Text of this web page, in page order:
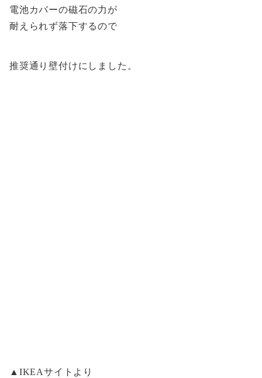
電池カバーの磁石の力が
耐えられず落下するので
推奨通り壁付けにしました。
▲IKEAサイトより